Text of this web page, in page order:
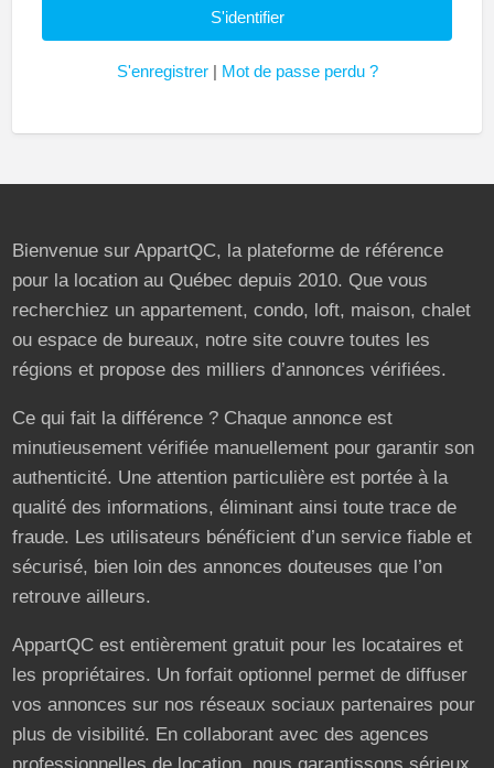
S'enregistrer| Mot de passe perdu ?
Bienvenue sur AppartQC, la plateforme de référence
pour la location au Québec depuis 2010. Que vous
recherchiez un appartement, condo, loft, maison, chalet
ou espace de bureaux, notre site couvre toutes les
régions et propose des milliers d’annonces vérifiées.
Ce qui fait la différence ? Chaque annonce est
minutieusement vérifiée manuellement pour garantir son
authenticité. Une attention particulière est portée à la
qualité des informations, éliminant ainsi toute trace de
fraude. Les utilisateurs bénéficient d’un service fiable et
sécurisé, bien loin des annonces douteuses que l’on
retrouve ailleurs.
AppartQC est entièrement gratuit pour les locataires et
les propriétaires. Un forfait optionnel permet de diffuser
vos annonces sur nos réseaux sociaux partenaires pour
plus de visibilité. En collaborant avec des agences